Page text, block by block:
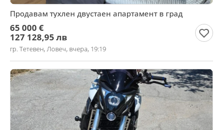
Продавам тухлен двустаен апартамент в град
65 000 €
127 128,95 лв
гр. Тетевен, Ловеч, вчера, 19:19